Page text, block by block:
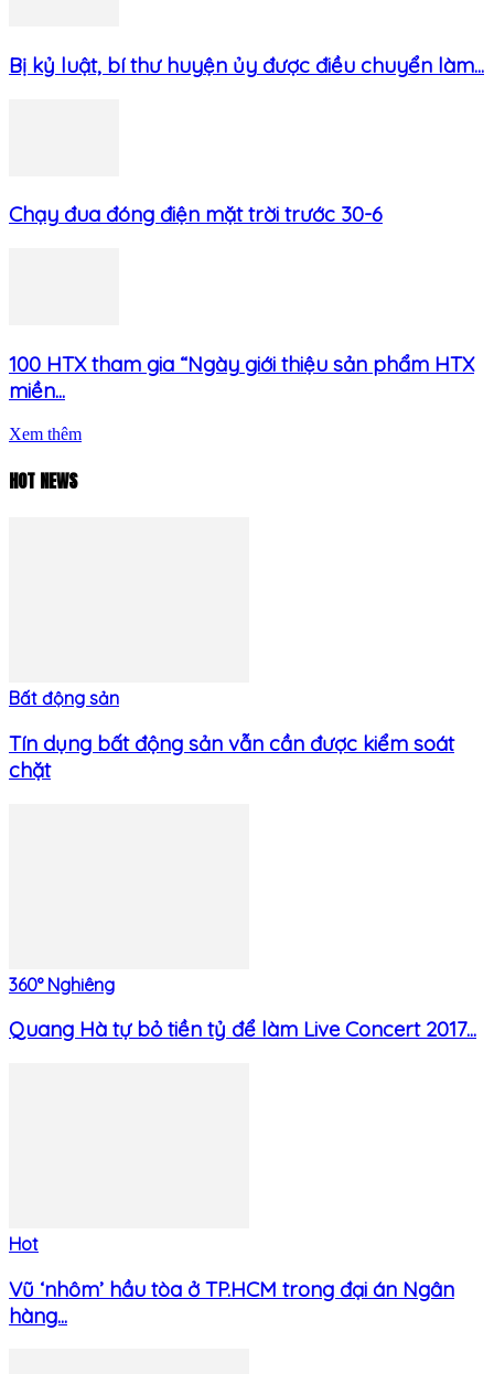
Bị kỷ luật, bí thư huyện ủy được điều chuyển làm...
Chạy đua đóng điện mặt trời trước 30-6
100 HTX tham gia “Ngày giới thiệu sản phẩm HTX
miền...
Xem thêm
HOT NEWS
Bất động sản
Tín dụng bất động sản vẫn cần được kiểm soát
chặt
360° Nghiêng
Quang Hà tự bỏ tiền tỷ để làm Live Concert 2017...
Hot
Vũ ‘nhôm’ hầu tòa ở TP.HCM trong đại án Ngân
hàng...